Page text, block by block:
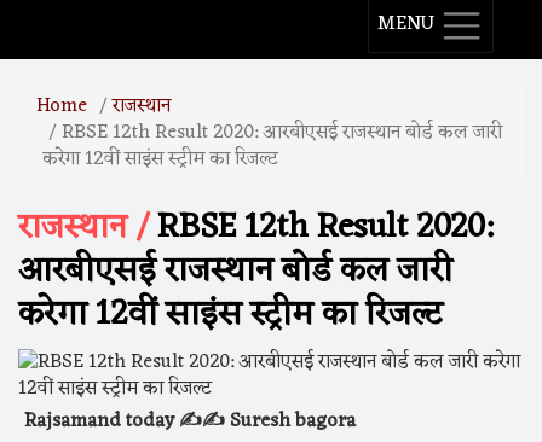
MENU
Home राजस्थान
RBSE 12th Result 2020: आरबीएसई राजस्थान बोर्ड कल जारी
करेगा 12वीं साइंस स्ट्रीम का रिजल्ट
राजस्थान /RBSE 12th Result 2020:
आरबीएसई राजस्थान बोर्ड कल जारी
करेगा 12वीं साइंस स्ट्रीम का रिजल्ट
Rajsamand today ✍️✍️ Suresh bagora